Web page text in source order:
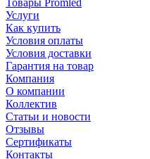
Товары Promled
Услуги
Как купить
Условия оплаты
Условия доставки
Гарантия на товар
Компания
О компании
Коллектив
Статьи и новости
Отзывы
Сертификаты
Контакты